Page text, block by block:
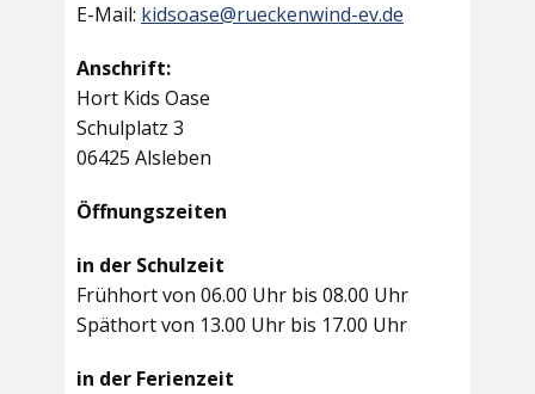
E-Mail: kidsoase@rueckenwind-ev.de
Anschrift:
Hort Kids Oase
Schulplatz 3
06425 Alsleben
Öffnungszeiten
in der Schulzeit
Frühhort von 06.00 Uhr bis 08.00 Uhr
Späthort von 13.00 Uhr bis 17.00 Uhr
in der Ferienzeit